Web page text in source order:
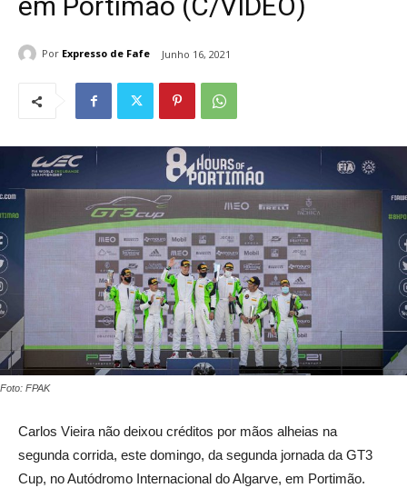
Por Expresso de Fafe Junho 16, 2021
Foto: FPAK
Carlos Vieira não deixou créditos por mãos alheias na
segunda corrida, este domingo, da segunda jornada da GT3
Cup, no Autódromo Internacional do Algarve, em Portimão.